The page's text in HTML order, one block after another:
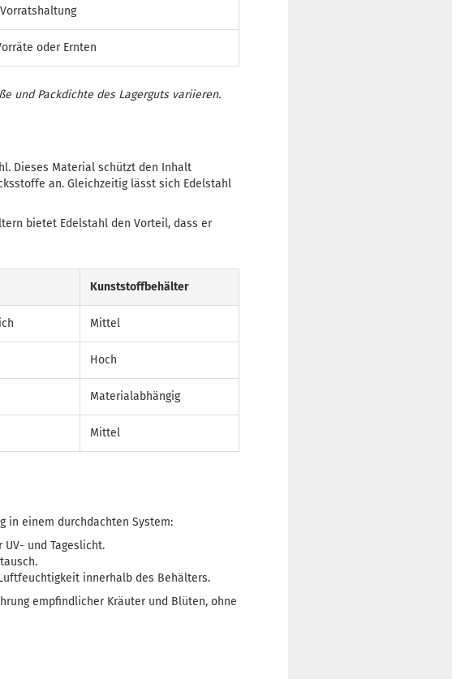
oder Ernten
und Packdichte des Lagerguts variieren.
Dieses Material schützt den Inhalt
an. Gleichzeitig lässt sich Edelstahl
bietet Edelstahl den Vorteil, dass er
Kunststoffbehälter
Mittel
Hoch
Materialabhängig
Mittel
in einem durchdachten System:
und Tageslicht.
innerhalb des Behälters.
empfindlicher Kräuter und Blüten, ohne